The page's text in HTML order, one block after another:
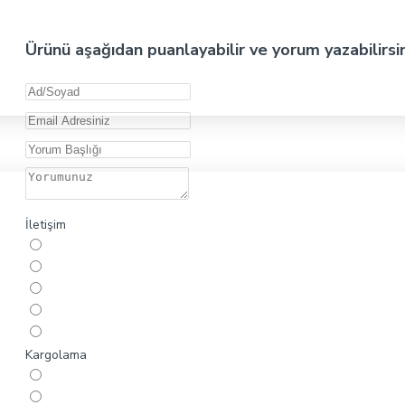
Ürünü aşağıdan puanlayabilir ve yorum
İletişim
Kargolama